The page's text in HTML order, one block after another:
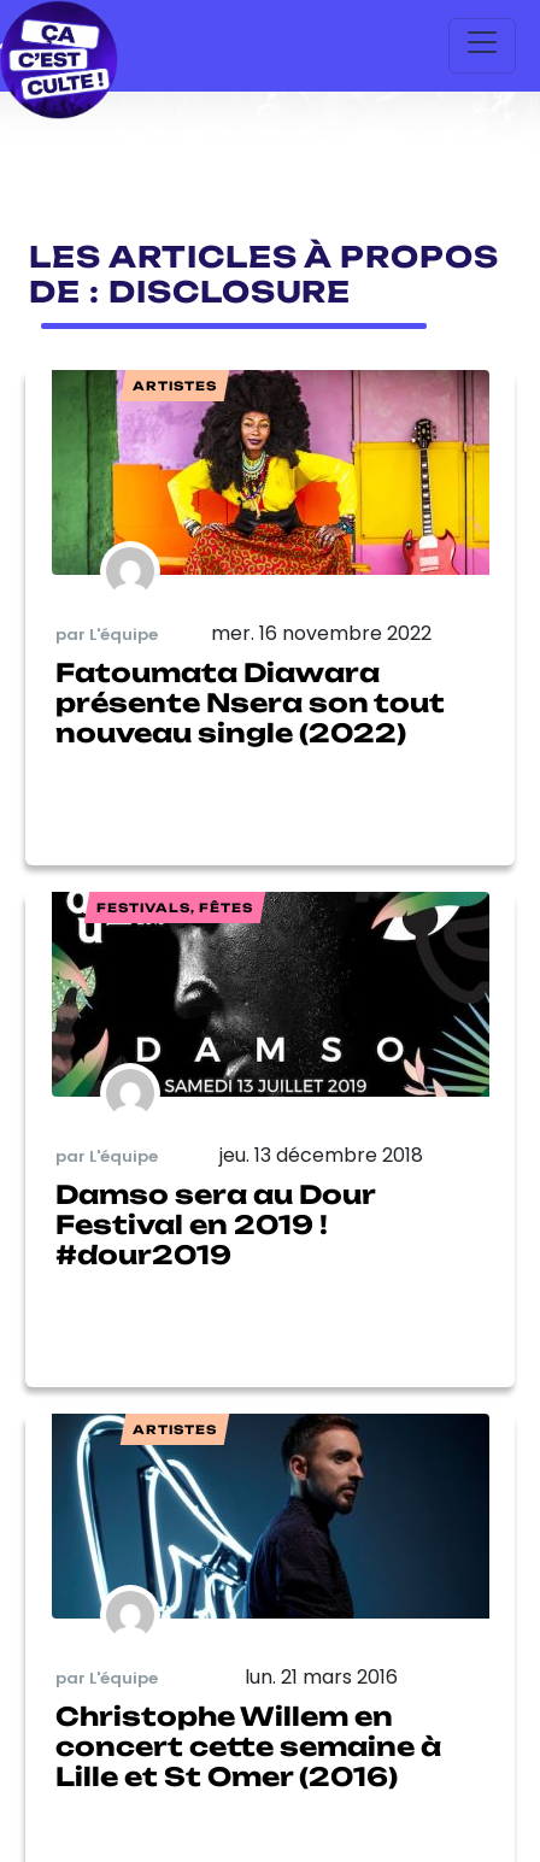
LES ARTICLES À PROPOS
DE : DISCLOSURE
ARTISTES
par L'équipe mer. 16 novembre 2022
Fatoumata Diawara
présente Nsera son tout
nouveau single (2022)
FESTIVALS, FÊTES
par L'équipe jeu. 13 décembre 2018
Damso sera au Dour
Festival en 2019 !
#dour2019
ARTISTES
par L'équipe lun. 21 mars 2016
Christophe Willem en
concert cette semaine à
Lille et St Omer (2016)